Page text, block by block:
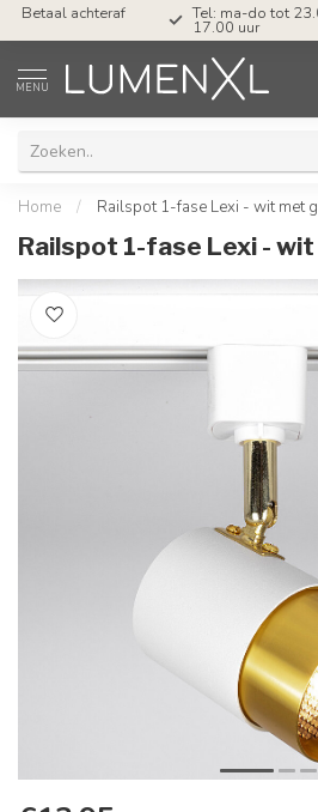
Tel: ma-do tot 23.00, vr tot 21.00, za
MENU
Home / Railspot 1-fase Lexi - wit met
Railspot 1-fase Lexi -